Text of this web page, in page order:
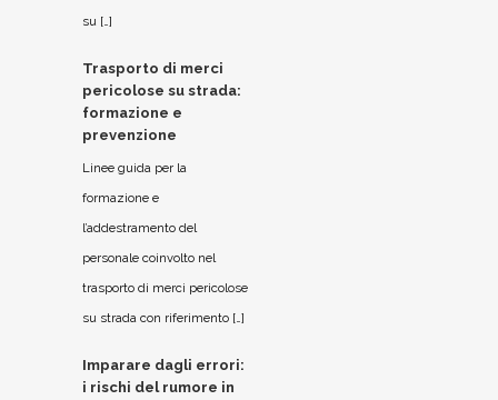
su […]
Trasporto di merci
pericolose su strada:
formazione e
prevenzione
Linee guida per la
formazione e
l’addestramento del
personale coinvolto nel
trasporto di merci pericolose
su strada con riferimento […]
Imparare dagli errori:
i rischi del rumore in